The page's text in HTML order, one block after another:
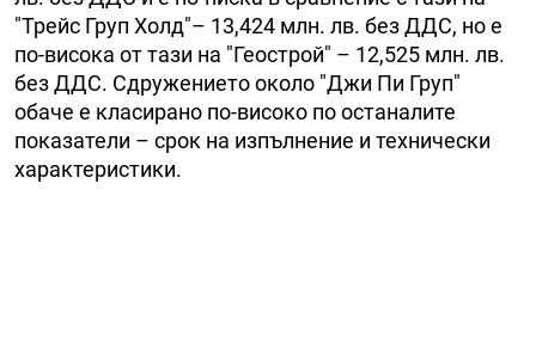
"Трейс Груп Холд"– 13,424 млн. лв. без ДДС, но е
по-висока от тази на "Геострой" – 12,525 млн. лв.
без ДДС. Сдружението около "Джи Пи Груп"
обаче е класирано по-високо по останалите
показатели – срок на изпълнение и технически
характеристики.